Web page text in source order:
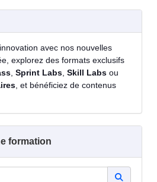
avec nos nouvelles
explorez des formats exclusifs
, Sprint Labs, Skill Labs ou
, et bénéficiez de contenus
formation